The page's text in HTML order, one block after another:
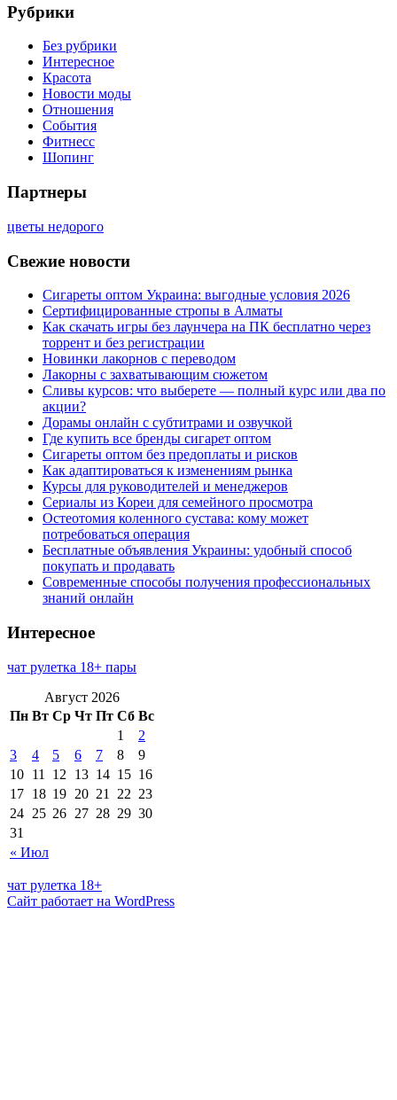
Рубрики
Без рубрики
Интересное
Красота
Новости моды
Отношения
События
Фитнесс
Шопинг
Партнеры
цветы недорого
Свежие новости
Сигареты оптом Украина: выгодные условия 2026
Сертифицированные стропы в Алматы
Как скачать игры без лаунчера на ПК бесплатно через
торрент и без регистрации
Новинки лакорнов с переводом
Лакорны с захватывающим сюжетом
Сливы курсов: что выберете — полный курс или два по
акции?
Дорамы онлайн с субтитрами и озвучкой
Где купить все бренды сигарет оптом
Сигареты оптом без предоплаты и рисков
Как адаптироваться к изменениям рынка
Курсы для руководителей и менеджеров
Сериалы из Кореи для семейного просмотра
Остеотомия коленного сустава: кому может
потребоваться операция
Бесплатные объявления Украины: удобный способ
покупать и продавать
Современные способы получения профессиональных
знаний онлайн
Интересное
чат рулетка 18+ пары
Август 2026
Пн Вт Ср Чт Пт Сб Вс
« Июл
1
2
3
4 5 6 7 8
9
10 11 12 13 14 15 16
17 18 19 20 21 22 23
24 25 26 27 28 29 30
31
чат рулетка 18+
Сайт работает на WordPress